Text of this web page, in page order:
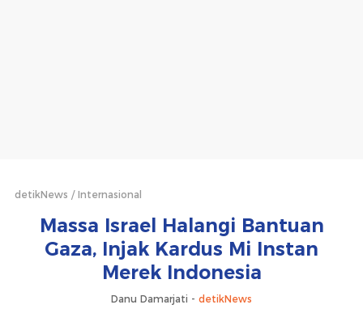
detikNews Internasional
Massa Israel Halangi Bantuan
Gaza, Injak Kardus Mi Instan
Merek Indonesia
Danu Damarjati - detikNews